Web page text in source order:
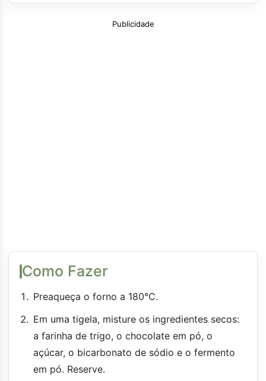
Publicidade
Como Fazer
Preaqueça o forno a 180°C.
Em uma tigela, misture os ingredientes secos:
a farinha de trigo, o chocolate em pó, o
açúcar, o bicarbonato de sódio e o fermento
em pó. Reserve.